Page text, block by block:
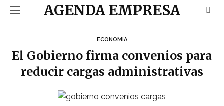
AGENDA EMPRESA
ECONOMIA
El Gobierno firma convenios para
reducir cargas administrativas